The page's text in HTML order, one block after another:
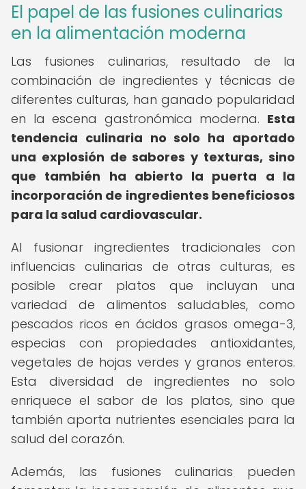
El papel de las fusiones culinarias
en la alimentación moderna
Las fusiones culinarias, resultado de la
combinación de ingredientes y técnicas de
diferentes culturas, han ganado popularidad
en la escena gastronómica moderna. Esta
tendencia culinaria no solo ha aportado
una explosión de sabores y texturas, sino
que también ha abierto la puerta a la
incorporación de ingredientes beneficiosos
para la salud cardiovascular.
Al fusionar ingredientes tradicionales con
influencias culinarias de otras culturas, es
posible crear platos que incluyan una
variedad de alimentos saludables, como
pescados ricos en ácidos grasos omega-3,
especias con propiedades antioxidantes,
vegetales de hojas verdes y granos enteros.
Esta diversidad de ingredientes no solo
enriquece el sabor de los platos, sino que
también aporta nutrientes esenciales para la
salud del corazón.
Además, las fusiones culinarias pueden